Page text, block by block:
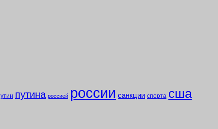
путина россией россии санкции спорта сша